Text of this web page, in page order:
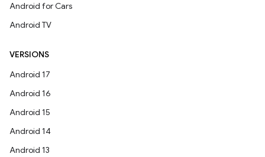
Android for Cars
Android TV
VERSIONS
Android 17
Android 16
Android 15
Android 14
Android 13